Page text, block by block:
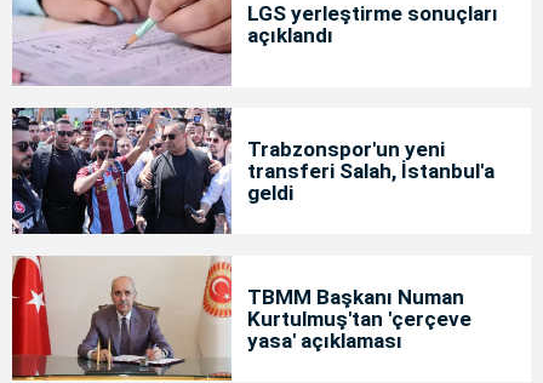
LGS yerleştirme sonuçları
açıklandı
Trabzonspor'un yeni
transferi Salah, İstanbul'a
geldi
TBMM Başkanı Numan
Kurtulmuş'tan 'çerçeve
yasa' açıklaması